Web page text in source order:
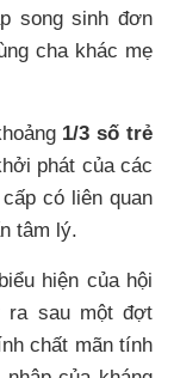
song sinh đơn
cha khác mẹ
1/3 số trẻ
phát của các
có liên quan
tâm lý.
hiện của hội
ra sau một đợt
chất mãn tính